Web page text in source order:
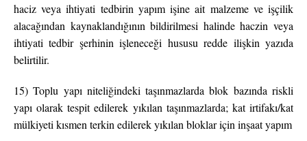
haciz veya ihtiyati tedbirin yapım işine ait malzeme ve işçilik
alacağından kaynaklandığının bildirilmesi halinde haczin veya
ihtiyati tedbir şerhinin işleneceği hususu redde ilişkin yazıda
belirtilir.
15) Toplu yapı niteliğindeki taşınmazlarda blok bazında riskli
yapı olarak tespit edilerek yıkılan taşınmazlarda; kat irtifakı/kat
mülkiyeti kısmen terkin edilerek yıkılan bloklar için inşaat yapım